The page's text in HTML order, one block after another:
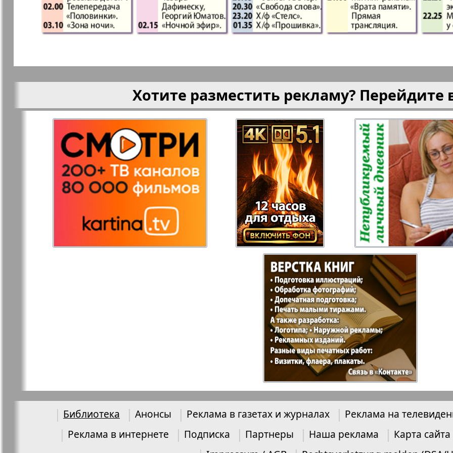
Кругозор Кругозор плюс! Kulinar TV
Le Voyageur Life in Франкфурт М-City Маяк
Мир отдыха и
здоровья
МК Испания Мост-Израиль
Наш Иерусалим Наш мир
Наша Газета
Италия
Наша
Наше Турбюро Нескучная газета Новая Wолна Норд
Остров там и тут
Ost-West
Panorama
Отдыхай-Купи-
продай
Пражский
телеграф
экспресс
Районка-Nord-Ost-
Bremen
Рейнская газета
Рубеж Русская Газета Русская Мысль
Русская
Хотите разместить рекламу? Перейдите
Библиотека Анонсы Реклама в газетах и журналах Реклама на
Реклама в интернете
Подписка Партнеры Наша реклама Карта сайта